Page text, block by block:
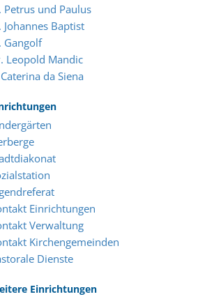
Petrus und Paulus
Johannes Baptist
Gangolf
Leopold Mandic
da Siena
Einrichtungen
Verwaltung
Kirchengemeinden
Dienste
Einrichtungen